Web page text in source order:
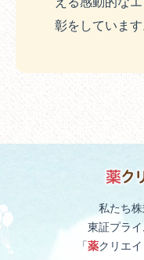
彰をしています
私たち株
東証プラ
「薬クリエ